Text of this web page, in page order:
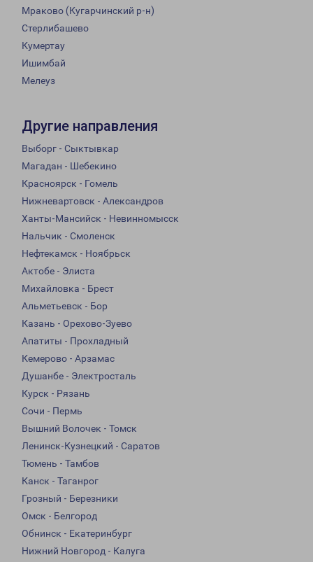
Мраково (Кугарчинский р-н)
Стерлибашево
Кумертау
Ишимбай
Мелеуз
Другие направления
Выборг - Сыктывкар
Магадан - Шебекино
Красноярск - Гомель
Нижневартовск - Александров
Ханты-Мансийск - Невинномысск
Нальчик - Смоленск
Нефтекамск - Ноябрьск
Актобе - Элиста
Михайловка - Брест
Альметьевск - Бор
Казань - Орехово-Зуево
Апатиты - Прохладный
Кемерово - Арзамас
Душанбе - Электросталь
Курск - Рязань
Сочи - Пермь
Вышний Волочек - Томск
Ленинск-Кузнецкий - Саратов
Тюмень - Тамбов
Канск - Таганрог
Грозный - Березники
Омск - Белгород
Обнинск - Екатеринбург
Нижний Новгород - Калуга